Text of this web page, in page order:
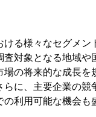
る様々なセグメ
査対象となる地域
場の将来的な成長
に、主要企業の
利用可能な機会も